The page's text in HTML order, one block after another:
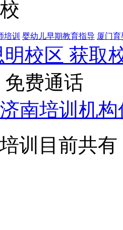
培训 婴幼儿早期教育指导 厦门
明校区 获取
免费通话
济南培训机构
训目前共有